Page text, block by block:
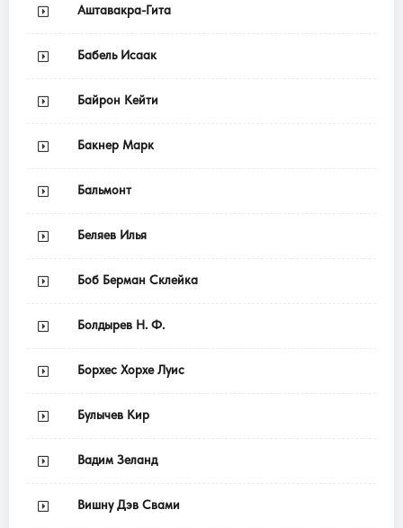
Аштавакра-Гита
Бабель Исаак
Байрон Кейти
Бакнер Марк
Бальмонт
Беляев Илья
Боб Берман Склейка
Болдырев Н. Ф.
Борхес Хорхе Луис
Булычев Кир
Вадим Зеланд
Вишну Дэв Свами